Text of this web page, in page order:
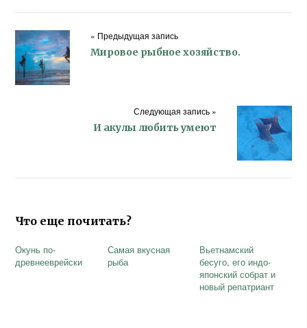
« Предыдущая запись
Мировое рыбное хозяйство.
Следующая запись »
И акулы любить умеют
Что еще почитать?
Окунь по-
древнееврейски
Самая вкусная
рыба
Вьетнамский
бесуго, его индо-
японский собрат и
новый репатриант